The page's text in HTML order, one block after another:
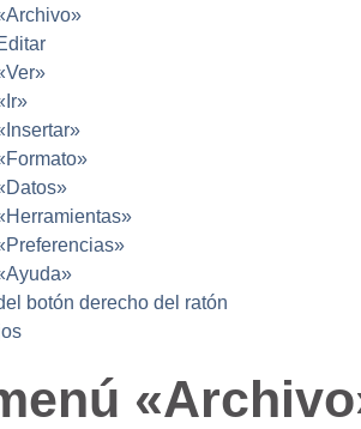
botón derecho del ratón